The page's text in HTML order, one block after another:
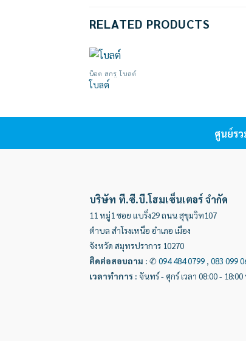
RELATED PRODUCTS
น็อต สกรู โบลต์
โบลต์
ศูนย์รว
บริษัท ที.ซี.บี.โฮมเซ็นเตอร์ จำกัด
11 หมู่1 ซอย แบริ่ง29 ถนน สุขุมวิท107
ตำบล สำโรงเหนือ อำเภอ เมือง
จังหวัด สมุทรปราการ 10270
ติดต่อสอบถาม : ✆ 094 484 0799 , 083 099
เวลาทำการ : จันทร์ - ศุกร์ เวลา 08:00 - 18:00